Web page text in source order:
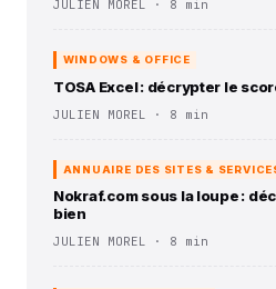
JULIEN MOREL · 8 min
WINDOWS & OFFICE
TOSA Excel : décrypter le
JULIEN MOREL · 8 min
ANNUAIRE DES SITES &
Nokraf.com sous la loupe :
bien
JULIEN MOREL · 8 min